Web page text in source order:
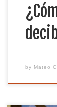
by Mateo